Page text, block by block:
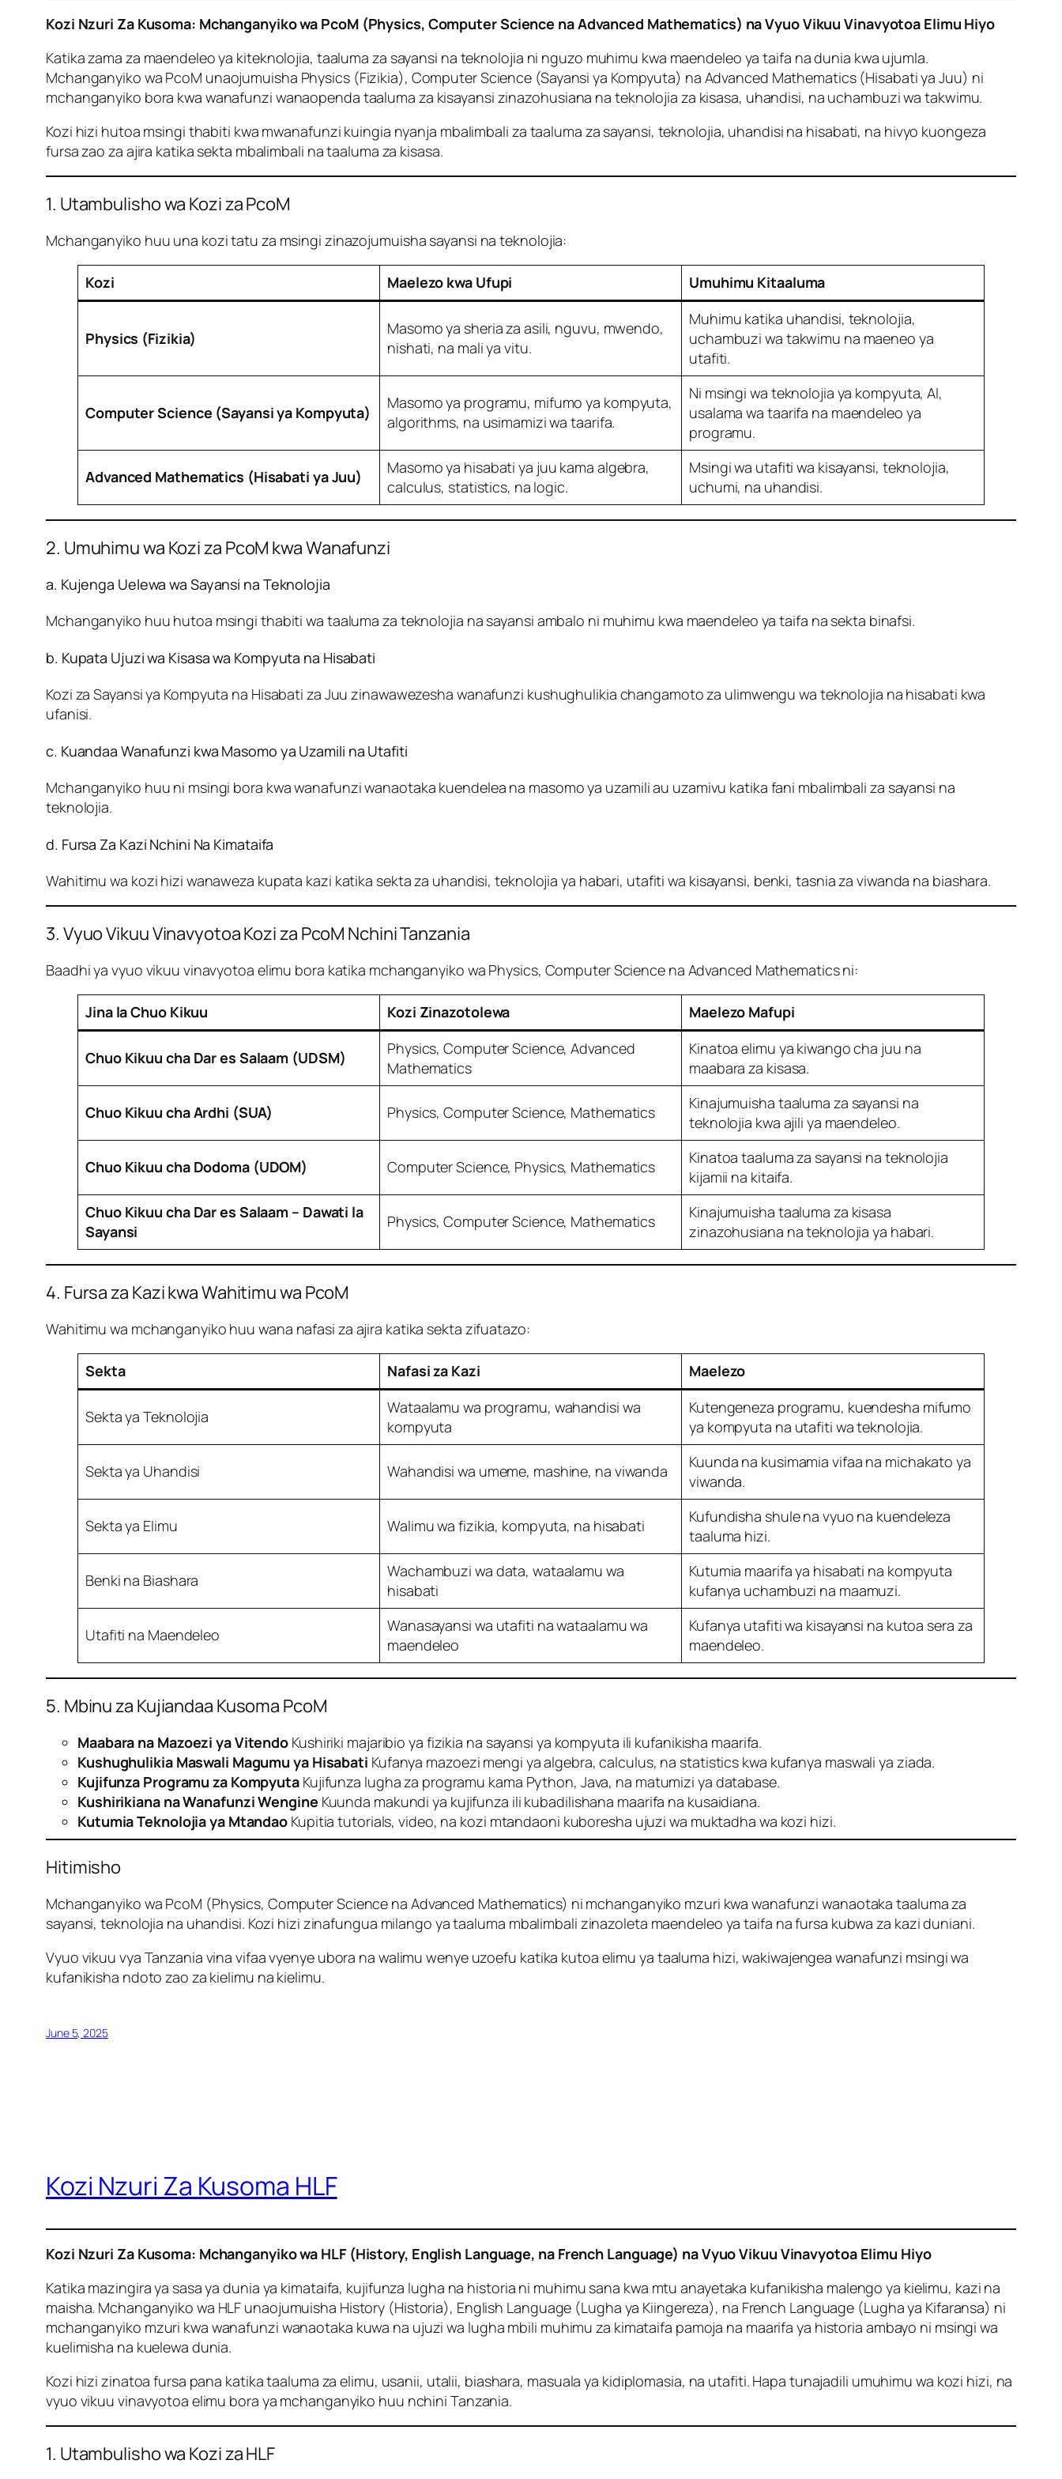
Kozi Nzuri Za Kusoma: Mchanganyiko wa PcoM (Physics, Computer Science na Advanced Mathematics) na Vyuo Vikuu Vinavyotoa Elimu Hiyo
Katika zama za maendeleo ya kiteknolojia, taaluma za sayansi na teknolojia ni nguzo muhimu kwa maendeleo ya taifa na dunia kwa ujumla.
Mchanganyiko wa PcoM unaojumuisha Physics (Fizikia), Computer Science (Sayansi ya Kompyuta) na Advanced Mathematics (Hisabati ya Juu) ni
mchanganyiko bora kwa wanafunzi wanaopenda taaluma za kisayansi zinazohusiana na teknolojia za kisasa, uhandisi, na uchambuzi wa takwimu.
Kozi hizi hutoa msingi thabiti kwa mwanafunzi kuingia nyanja mbalimbali za taaluma za sayansi, teknolojia, uhandisi na hisabati, na hivyo kuongeza
fursa zao za ajira katika sekta mbalimbali na taaluma za kisasa.
1. Utambulisho wa Kozi za PcoM
Mchanganyiko huu una kozi tatu za msingi zinazojumuisha sayansi na teknolojia:
Kozi Maelezo kwa Ufupi Umuhimu Kitaaluma
Physics (Fizikia)
Masomo ya sheria za asili, nguvu, mwendo,
nishati, na mali ya vitu.
Muhimu katika uhandisi, teknolojia,
uchambuzi wa takwimu na maeneo ya
utafiti.
Computer Science (Sayansi ya Kompyuta)
Masomo ya programu, mifumo ya kompyuta,
algorithms, na usimamizi wa taarifa.
Ni msingi wa teknolojia ya kompyuta, AI,
usalama wa taarifa na maendeleo ya
programu.
Advanced Mathematics (Hisabati ya Juu)
Masomo ya hisabati ya juu kama algebra,
calculus, statistics, na logic.
Msingi wa utafiti wa kisayansi, teknolojia,
uchumi, na uhandisi.
2. Umuhimu wa Kozi za PcoM kwa Wanafunzi
a. Kujenga Uelewa wa Sayansi na Teknolojia
Mchanganyiko huu hutoa msingi thabiti wa taaluma za teknolojia na sayansi ambalo ni muhimu kwa maendeleo ya taifa na sekta binafsi.
b. Kupata Ujuzi wa Kisasa wa Kompyuta na Hisabati
Kozi za Sayansi ya Kompyuta na Hisabati za Juu zinawawezesha wanafunzi kushughulikia changamoto za ulimwengu wa teknolojia na hisabati kwa
ufanisi.
c. Kuandaa Wanafunzi kwa Masomo ya Uzamili na Utafiti
Mchanganyiko huu ni msingi bora kwa wanafunzi wanaotaka kuendelea na masomo ya uzamili au uzamivu katika fani mbalimbali za sayansi na
teknolojia.
d. Fursa Za Kazi Nchini Na Kimataifa
Wahitimu wa kozi hizi wanaweza kupata kazi katika sekta za uhandisi, teknolojia ya habari, utafiti wa kisayansi, benki, tasnia za viwanda na biashara.
3. Vyuo Vikuu Vinavyotoa Kozi za PcoM Nchini Tanzania
Baadhi ya vyuo vikuu vinavyotoa elimu bora katika mchanganyiko wa Physics, Computer Science na Advanced Mathematics ni:
Jina la Chuo Kikuu Kozi Zinazotolewa Maelezo Mafupi
Chuo Kikuu cha Dar es Salaam (UDSM)
Physics, Computer Science, Advanced
Mathematics
Kinatoa elimu ya kiwango cha juu na
maabara za kisasa.
Chuo Kikuu cha Ardhi (SUA) Physics, Computer Science, Mathematics
Kinajumuisha taaluma za sayansi na
teknolojia kwa ajili ya maendeleo.
Chuo Kikuu cha Dodoma (UDOM) Computer Science, Physics, Mathematics
Kinatoa taaluma za sayansi na teknolojia
kijamii na kitaifa.
Chuo Kikuu cha Dar es Salaam – Dawati la
Sayansi
Physics, Computer Science, Mathematics
Kinajumuisha taaluma za kisasa
zinazohusiana na teknolojia ya habari.
4. Fursa za Kazi kwa Wahitimu wa PcoM
Wahitimu wa mchanganyiko huu wana nafasi za ajira katika sekta zifuatazo:
Sekta Nafasi za Kazi Maelezo
Sekta ya Teknolojia
Wataalamu wa programu, wahandisi wa
kompyuta
Kutengeneza programu, kuendesha mifumo
ya kompyuta na utafiti wa teknolojia.
Sekta ya Uhandisi Wahandisi wa umeme, mashine, na viwanda
Kuunda na kusimamia vifaa na michakato ya
viwanda.
Sekta ya Elimu Walimu wa fizikia, kompyuta, na hisabati
Kufundisha shule na vyuo na kuendeleza
taaluma hizi.
Benki na Biashara
Wachambuzi wa data, wataalamu wa
hisabati
Kutumia maarifa ya hisabati na kompyuta
kufanya uchambuzi na maamuzi.
Utafiti na Maendeleo
Wanasayansi wa utafiti na wataalamu wa
maendeleo
Kufanya utafiti wa kisayansi na kutoa sera za
maendeleo.
5. Mbinu za Kujiandaa Kusoma PcoM
Maabara na Mazoezi ya Vitendo Kushiriki majaribio ya fizikia na sayansi ya kompyuta ili kufanikisha maarifa.
Kushughulikia Maswali Magumu ya Hisabati Kufanya mazoezi mengi ya algebra, calculus, na statistics kwa kufanya maswali ya ziada.
Kujifunza Programu za Kompyuta Kujifunza lugha za programu kama Python, Java, na matumizi ya database.
Kushirikiana na Wanafunzi Wengine Kuunda makundi ya kujifunza ili kubadilishana maarifa na kusaidiana.
Kutumia Teknolojia ya Mtandao Kupitia tutorials, video, na kozi mtandaoni kuboresha ujuzi wa muktadha wa kozi hizi.
Hitimisho
Mchanganyiko wa PcoM (Physics, Computer Science na Advanced Mathematics) ni mchanganyiko mzuri kwa wanafunzi wanaotaka taaluma za
sayansi, teknolojia na uhandisi. Kozi hizi zinafungua milango ya taaluma mbalimbali zinazoleta maendeleo ya taifa na fursa kubwa za kazi duniani.
Vyuo vikuu vya Tanzania vina vifaa vyenye ubora na walimu wenye uzoefu katika kutoa elimu ya taaluma hizi, wakiwajengea wanafunzi msingi wa
kufanikisha ndoto zao za kielimu na kielimu.
June 5, 2025
Kozi Nzuri Za Kusoma HLF
Kozi Nzuri Za Kusoma: Mchanganyiko wa HLF (History, English Language, na French Language) na Vyuo Vikuu Vinavyotoa Elimu Hiyo
Katika mazingira ya sasa ya dunia ya kimataifa, kujifunza lugha na historia ni muhimu sana kwa mtu anayetaka kufanikisha malengo ya kielimu, kazi na
maisha. Mchanganyiko wa HLF unaojumuisha History (Historia), English Language (Lugha ya Kiingereza), na French Language (Lugha ya Kifaransa) ni
mchanganyiko mzuri kwa wanafunzi wanaotaka kuwa na ujuzi wa lugha mbili muhimu za kimataifa pamoja na maarifa ya historia ambayo ni msingi wa
kuelimisha na kuelewa dunia.
Kozi hizi zinatoa fursa pana katika taaluma za elimu, usanii, utalii, biashara, masuala ya kidiplomasia, na utafiti. Hapa tunajadili umuhimu wa kozi hizi, na
vyuo vikuu vinavyotoa elimu bora ya mchanganyiko huu nchini Tanzania.
1. Utambulisho wa Kozi za HLF